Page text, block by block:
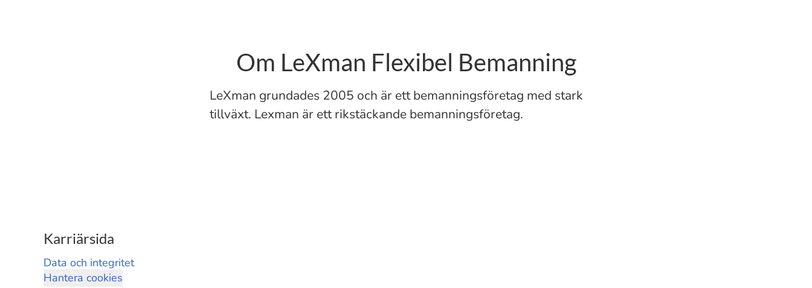
Om LeXman Flexibel Bemanning
LeXman grundades 2005 och är ett bemanningsföretag med stark
tillväxt. Lexman är ett rikstäckande bemanningsföretag.
Karriärsida
Data och integritet
Hantera cookies